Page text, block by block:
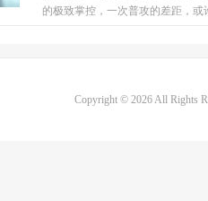
的极致掌控，一次普攻的差距，
Copyright © 2026 All Rights